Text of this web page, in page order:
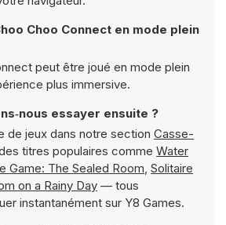
Choo Connect en mode plein
peut être joué en mode plein
plus immersive.
essayer ensuite ?
de jeux dans notre section Casse-
titres populaires comme Water
Game: The Sealed Room, Solitaire
on a Rainy Day — tous
instantanément sur Y8 Games.